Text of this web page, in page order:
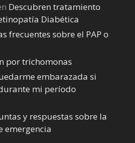
Descubren tratamiento
Diabética
frecuentes sobre el PAP o
por trichomonas
embarazada si
mi perí­odo
y respuestas sobre la
emergencia